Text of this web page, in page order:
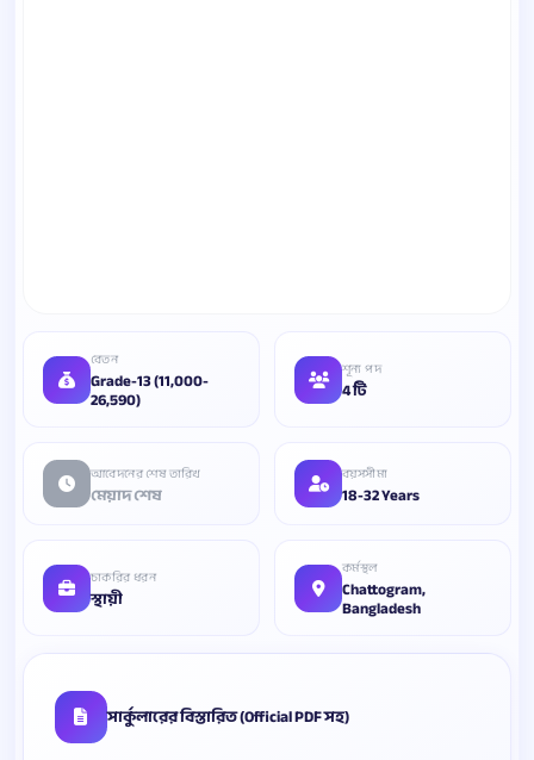
বেতন
Grade-13 (11,000-
26,590)
শূন্য পদ
4 টি
আবেদনের শেষ তারিখ
মেয়াদ শেষ
বয়সসীমা
18-32 Years
চাকরির ধরন
স্থায়ী
কর্মস্থল
Chattogram,
Bangladesh
সার্কুলারের বিস্তারিত (Official PDF সহ)